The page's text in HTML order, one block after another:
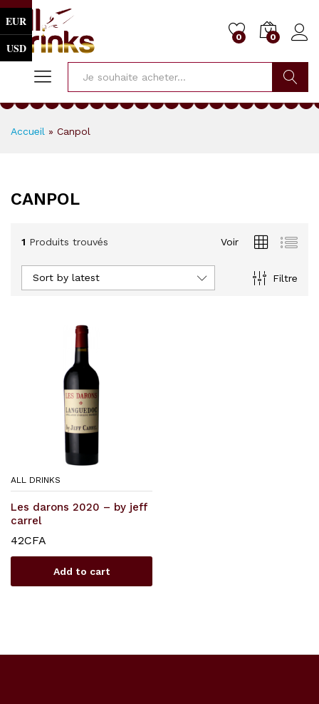
0 0
Chercher
Accueil » Canpol
CANPOL
1 Produits trouvés Voir
Filtre
Sort by latest
ALL DRINKS
Les darons 2020 – by jeff
carrel
42CFA
Add to cart
EUR
USD